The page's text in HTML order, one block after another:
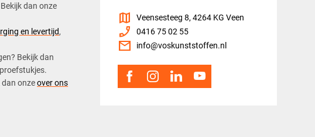
dan onze
en levertijd,
Bekijk dan
dan onzeover ons
map Veensesteeg 8, 4264 KG Veen
phone_enabled 0416 75 02 55
mail info@voskunststoffen.nl